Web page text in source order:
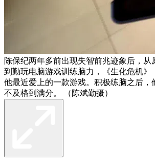
陈保纪两年多前出现失智前兆迹象后，从
到勤玩电脑游戏训练脑力，《生化危机》
他最近爱上的一款游戏。积极练脑之后，
不及格到满分。 （陈斌勤摄）